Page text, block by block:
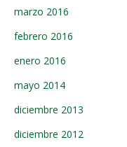
marzo 2016
febrero 2016
enero 2016
mayo 2014
diciembre 2013
diciembre 2012